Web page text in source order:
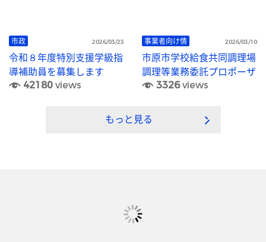
市政 2026/03/23
令和８年度特別支援学級指
導補助員を募集します
42180views
事業者向け情 2026/03/10
市原市学校給食共同調理場
調理等業務委託プロポーザ
ルについて
3326views
もっと見る